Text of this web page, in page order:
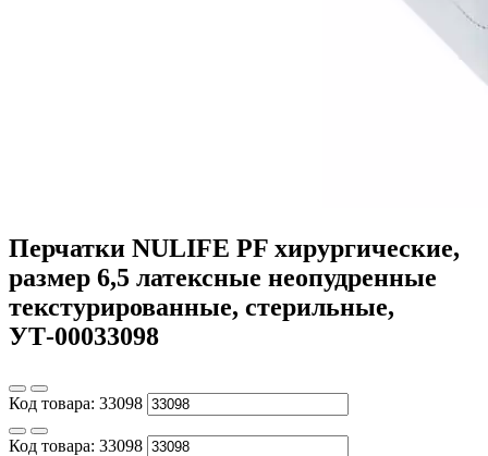
Перчатки NULIFE PF хирургические,
размер 6,5 латексные неопудренные
текстурированные, стерильные,
УТ-00033098
Код товара: 33098
Код товара: 33098